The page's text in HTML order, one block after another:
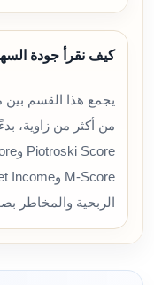
كيف نقرأ جودة
يجمع هذا القسم
من أكثر من زاوية،
الربحية والمخاطر